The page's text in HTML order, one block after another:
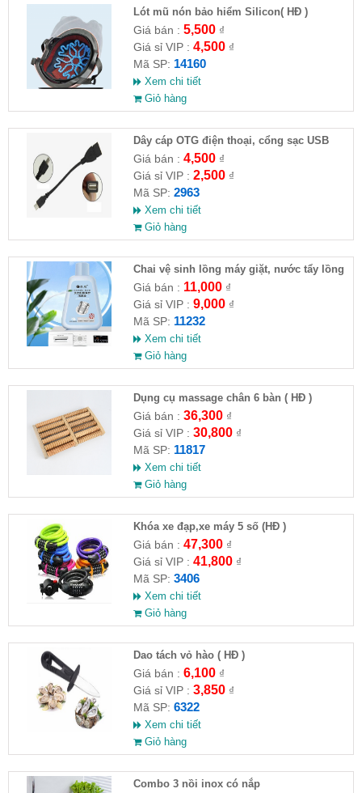
Lót mũ nón bảo hiểm Silicon( HĐ )
Giá bán : 5,500₫
Giá sỉ VIP : 4,500₫
Mã SP: 14160
Xem chi tiết
Giỏ hàng
Dây cáp OTG điện thoại, cổng sạc USB
Giá bán : 4,500₫
Giá sỉ VIP : 2,500₫
Mã SP: 2963
Xem chi tiết
Giỏ hàng
Chai vệ sinh lồng máy giặt, nước tẩy lồng
máy giặt CLEANING FLUID
Giá bán : 11,000₫
Giá sỉ VIP : 9,000₫
Mã SP: 11232
Xem chi tiết
Giỏ hàng
Dụng cụ massage chân 6 bàn ( HĐ )
Giá bán : 36,300₫
Giá sỉ VIP : 30,800₫
Mã SP: 11817
Xem chi tiết
Giỏ hàng
Khóa xe đạp,xe máy 5 số (HĐ )
Giá bán : 47,300₫
Giá sỉ VIP : 41,800₫
Mã SP: 3406
Xem chi tiết
Giỏ hàng
Dao tách vỏ hào ( HĐ )
Giá bán : 6,100₫
Giá sỉ VIP : 3,850₫
Mã SP: 6322
Xem chi tiết
Giỏ hàng
Combo 3 nồi inox có nắp